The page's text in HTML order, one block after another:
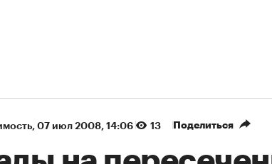
⁠, 07 июл 2008, 14:06 13 Поделиться